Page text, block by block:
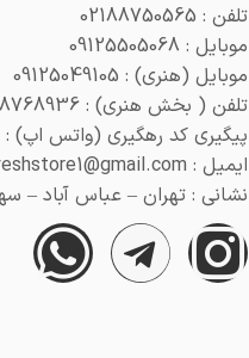
تلفن : 02188750565
موبایل : 09125505068
موبایل (هنری) : 09125049105
تلفن ( بخش هنری) : 02188768936
پیگیری کد رهگیری (واتس اپ) : 09021194904
ایمیل : pooyeshstore1@gmail.com
نشانی : تهران – عباس آباد –